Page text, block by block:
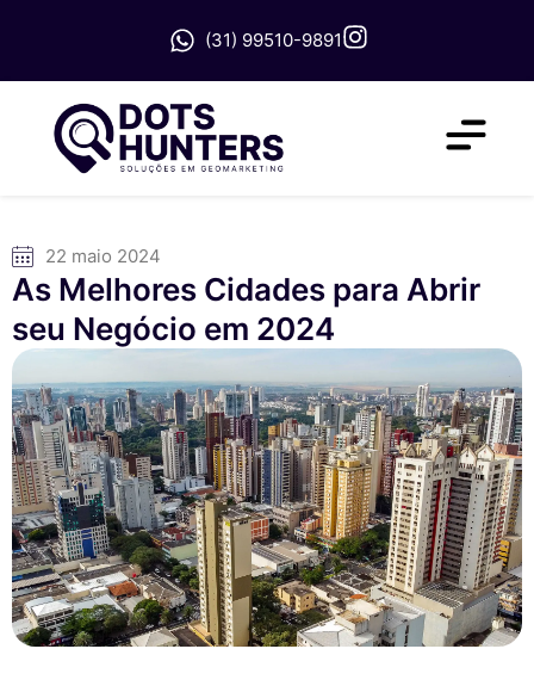
(31) 99510-9891
22 maio 2024
As Melhores Cidades para Abrir
seu Negócio em 2024